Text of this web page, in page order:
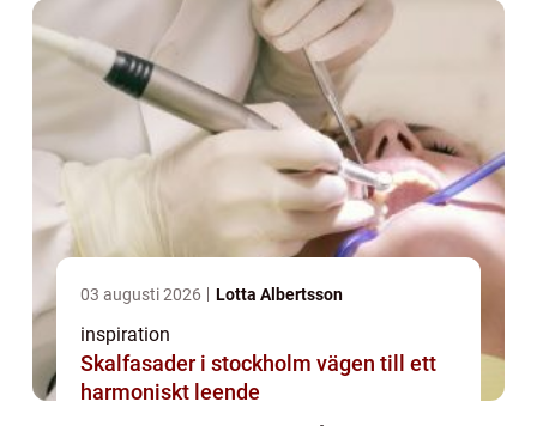
03 augusti 2026 Lotta Albertsson
inspiration
Skalfasader i stockholm vägen till ett
harmoniskt leende